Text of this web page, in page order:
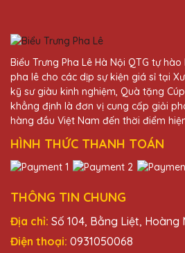
Đã từng mua quà tặng
nhưng Quà Tặng Pha Lê
chọn số một của mình.
dịch vụ tuyệt vời!
Dương Văn Bảo
25/11/2025
Rất hài lòng với sản
được thiết kế độc đáo
phản ánh đúng giá trị của
Biểu Trưng Pha Lê Hà Nội QTG tự
pha lê cho các dịp sự kiện giá sỉ tại
kỹ sư giàu kinh nghiệm, Quà tặng
khẳng định là đơn vị cung cấp giải
hàng đầu Việt Nam đến thời điểm
HÌNH THỨC THANH TOÁN
THÔNG TIN CHUNG
Địa chỉ: Số 104, Bằng Liệt, Hoàng
Điện thoại: 0931050068